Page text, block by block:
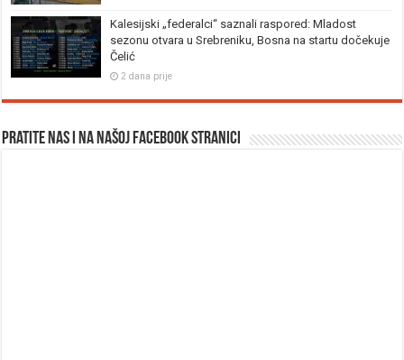
Kalesijski „federalci“ saznali raspored: Mladost
sezonu otvara u Srebreniku, Bosna na startu dočekuje
Čelić
2 dana prije
Pratite nas i na našoj facebook stranici